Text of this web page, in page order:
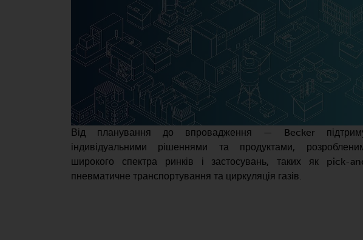
Від планування до впровадження — Becker
індивідуальними рішеннями та продуктами,
широкого спектра ринків і застосувань, таких як pick-
пневматичне транспортування та циркуляція газів.